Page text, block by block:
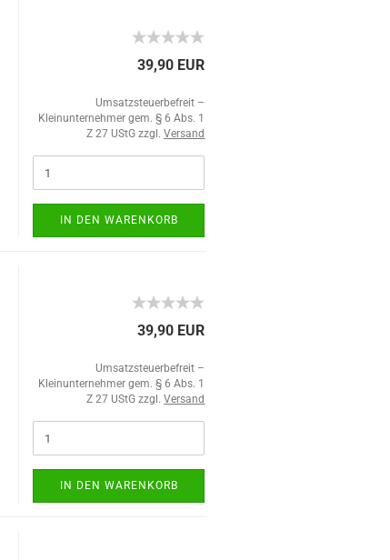
39,90 EUR
Umsatzsteuerbefreit –
Kleinunternehmer gem. § 6 Abs. 1
Z 27 UStG zzgl.Versand
IN DEN WARENKORB
39,90 EUR
Umsatzsteuerbefreit –
Kleinunternehmer gem. § 6 Abs. 1
Z 27 UStG zzgl.Versand
IN DEN WARENKORB